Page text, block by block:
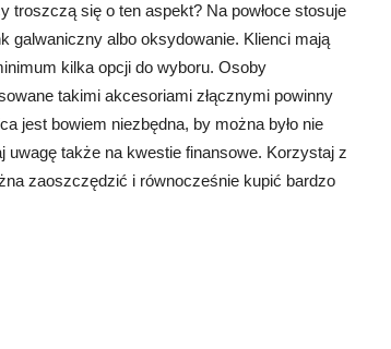
troszczą się o ten aspekt? Na powłoce stosuje
galwaniczny albo oksydowanie. Klienci mają
kilka opcji do wyboru. Osoby
takimi akcesoriami złącznymi powinny
jest bowiem niezbędna, by można było nie
uwagę także na kwestie finansowe. Korzystaj z
zaoszczędzić i równocześnie kupić bardzo